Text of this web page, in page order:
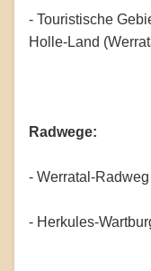
- Touristische
Holle-Land
Radwege:
- Werratal-
- Herkules-